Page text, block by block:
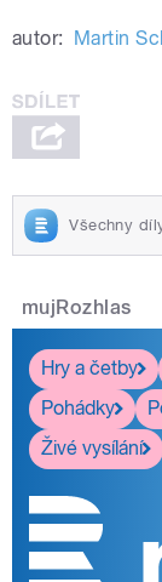
autor: Martin
Všechny
mujRozhlas
Hry a četby
Pohádky
Živé vysílání